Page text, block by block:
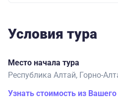
Условия тура
Место начала тура
Республика Алтай, Горно-
Узнать стоимость из Вашего